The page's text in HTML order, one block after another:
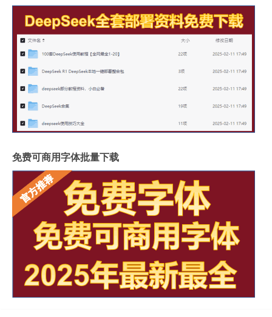
免费可商用字体批量下载